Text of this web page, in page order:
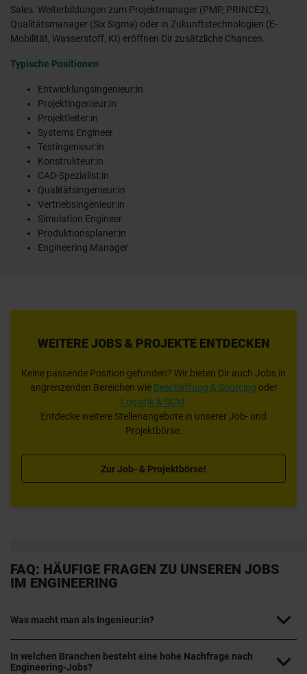
Sales. Weiterbildungen zum Projektmanager (PMP, PRINCE2),
Qualitätsmanager (Six Sigma) oder in Zukunftstechnologien (E-
Mobilität, Wasserstoff, KI) eröffnen Dir zusätzliche Chancen.
Typische Positionen
Entwicklungsingenieur:in
Projektingenieur:in
Projektleiter:in
Systems Engineer
Testingenieur:in
Konstrukteur:in
CAD-Spezialist:in
Qualitätsingenieur:in
Vertriebsingenieur:in
Simulation Engineer
Produktionsplaner:in
Engineering Manager
WEITERE JOBS & PROJEKTE ENTDECKEN
Keine passende Position gefunden? Wir bieten Dir auch Jobs in
angrenzenden Bereichen wie Beschaffung & Sourcing oder
Logistik & SCM.
Entdecke weitere Stellenangebote in unserer Job- und
Projektbörse.
Zur Job- & Projektbörse!
FAQ: HÄUFIGE FRAGEN ZU UNSEREN JOBS
IM ENGINEERING
Was macht man als Ingenieur:in?
In welchen Branchen besteht eine hohe Nachfrage nach
Engineering-Jobs?